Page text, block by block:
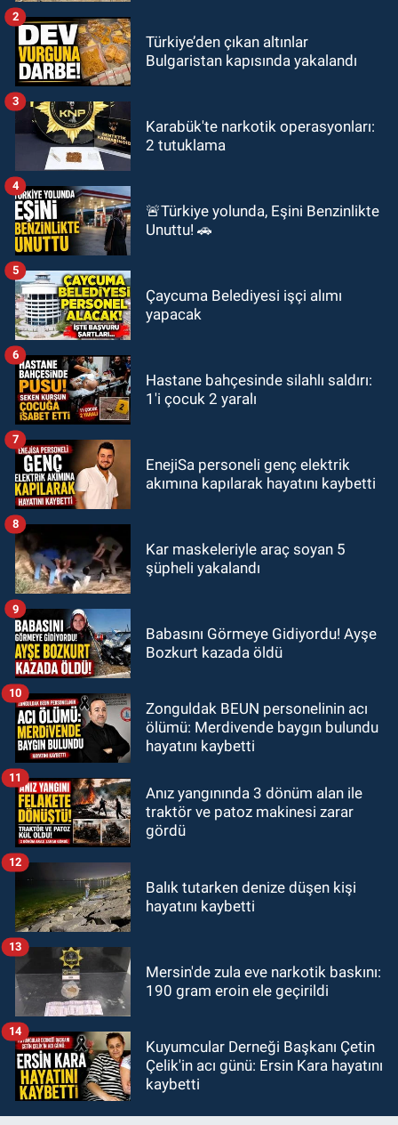
Türkiye’den çıkan altınlar
Bulgaristan kapısında yakalandı
2
Karabük'te narkotik operasyonları:
2 tutuklama
3
🚨Türkiye yolunda, Eşini Benzinlikte
Unuttu! 🚗
4
Çaycuma Belediyesi işçi alımı
yapacak
5
Hastane bahçesinde silahlı saldırı:
1'i çocuk 2 yaralı
6
EnejiSa personeli genç elektrik
akımına kapılarak hayatını kaybetti
7
Kar maskeleriyle araç soyan 5
şüpheli yakalandı
8
Babasını Görmeye Gidiyordu! Ayşe
Bozkurt kazada öldü
9
Zonguldak BEUN personelinin acı
ölümü: Merdivende baygın bulundu
hayatını kaybetti
10
Anız yangınında 3 dönüm alan ile
traktör ve patoz makinesi zarar
gördü
11
Balık tutarken denize düşen kişi
hayatını kaybetti
12
Mersin'de zula eve narkotik baskını:
190 gram eroin ele geçirildi
13
Kuyumcular Derneği Başkanı Çetin
Çelik'in acı günü: Ersin Kara hayatını
kaybetti
14